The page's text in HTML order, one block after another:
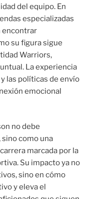
del equipo. En
especializadas
encontrar
su figura sigue
Warriors,
La experiencia
las políticas de envío
emocional
no debe
como una
marcada por la
Su impacto ya no
sino en cómo
y eleva el